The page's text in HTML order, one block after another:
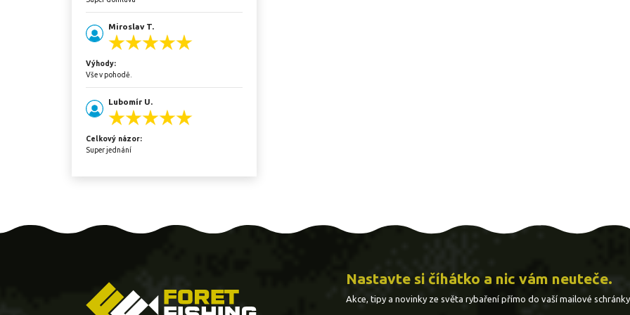
Miroslav T.
Výhody:
Vše v pohodě.
Lubomír U.
Celkový názor:
Super jednání
Nastavte si číhátko a nic vám neuteče.
Akce, tipy a novinky ze světa rybaření přímo do vaší mailové